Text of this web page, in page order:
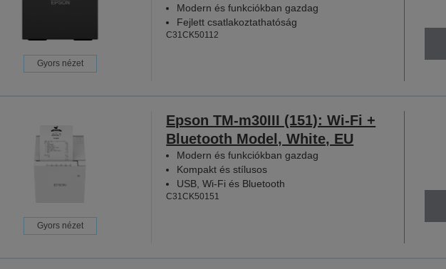
Gyors nézet
Modern és funkciókban gazdag
Fejlett csatlakoztathatóság
C31CK50112
Gyors nézet
Epson TM-m30III (151): Wi-Fi +
Bluetooth Model, White, EU
Modern és funkciókban gazdag
Kompakt és stílusos
USB, Wi-Fi és Bluetooth
C31CK50151